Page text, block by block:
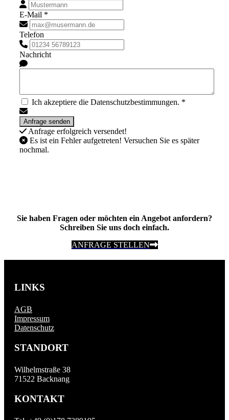
E-Mail *
Telefon
Nachricht
Ich akzeptiere die Datenschutzbestimmungen. *
Anfrage erfolgreich versendet!
Es ist ein Fehler aufgetreten! Versuchen Sie es später
nochmal.
Sie haben Fragen oder möchten ein Angebot anfordern?
Schreiben Sie uns doch einfach.
ANFRAGE STELLEN
LINKS
AGB
Impressum
Datenschutz
STANDORT
Wilhelmstraße 38
71522 Backnang
KONTAKT